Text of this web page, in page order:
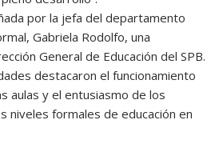
por la jefa del departamento
Gabriela Rodolfo, una
General de Educación del SPB.
destacaron el funcionamiento
aulas y el entusiasmo de los
niveles formales de educación en